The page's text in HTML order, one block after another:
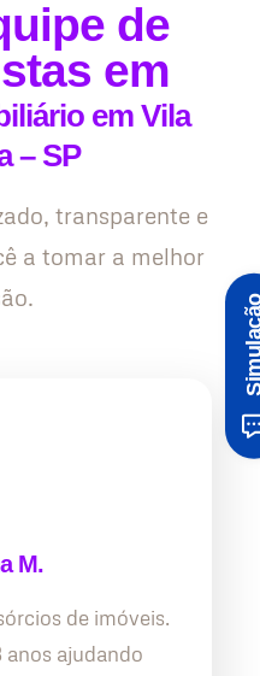
de
em
em Vila
– SP
transparente e
a tomar a melhor
M.
de imóveis.
anos ajudando